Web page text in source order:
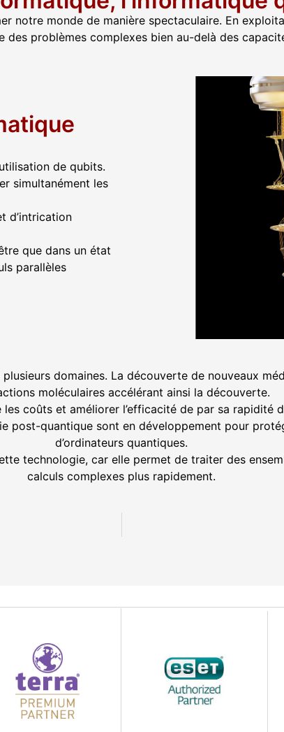
notre monde de manière spectaculaire. En
problèmes complexes bien au-delà des
de qubits.
simultanément les
d’intrication
que dans un état
parallèles
domaines. La découverte de nouveaux
moléculaires accélérant ainsi la découverte.
coûts et améliorer l’efficacité de par sa rapidité
post-quantique sont en développement pour
d’ordinateurs quantiques.
technologie, car elle permet de traiter des
calculs complexes plus rapidement.